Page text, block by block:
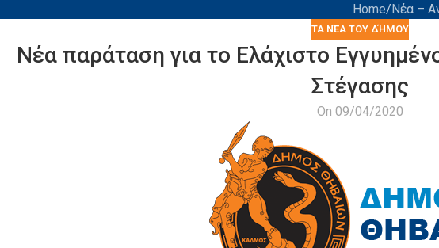
Home Νέα –
ΤΑ ΝΈΑ ΤΟΥ ΔΉΜΟΥ
Νέα παράταση για το Ελάχιστο
Στέγασης
On 09/04/2020